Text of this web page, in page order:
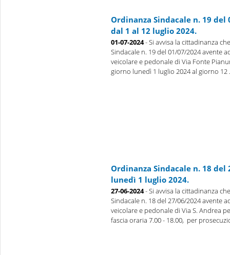
Ordinanza Sindacale n. 19
dal 1 al 12 luglio 2024.
01-07-2024- Si avvisa la cittadinanza
Sindacale n. 19 del 01/07/2024 avente
veicolare e pedonale di Via Fonte
giorno lunedì 1 luglio 2024 al giorno 12
Ordinanza Sindacale n. 18 del
lunedì 1 luglio 2024.
27-06-2024- Si avvisa la cittadinanza
Sindacale n. 18 del 27/06/2024 avente
veicolare e pedonale di Via S. Andrea
fascia oraria 7.00 - 18.00, per